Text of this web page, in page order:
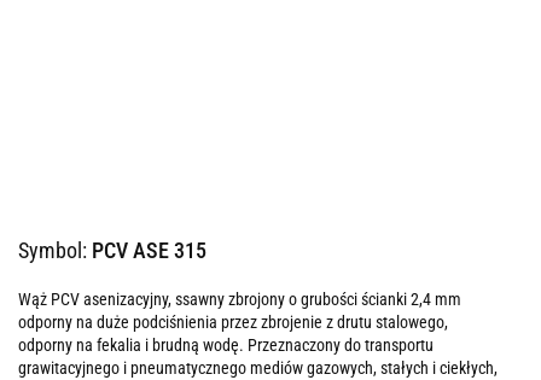
Symbol: PCV ASE 315
Wąż PCV asenizacyjny, ssawny zbrojony o grubości ścianki 2,4 mm
odporny na duże podciśnienia przez zbrojenie z drutu stalowego,
odporny na fekalia i brudną wodę. Przeznaczony do transportu
grawitacyjnego i pneumatycznego mediów gazowych, stałych i ciekłych,